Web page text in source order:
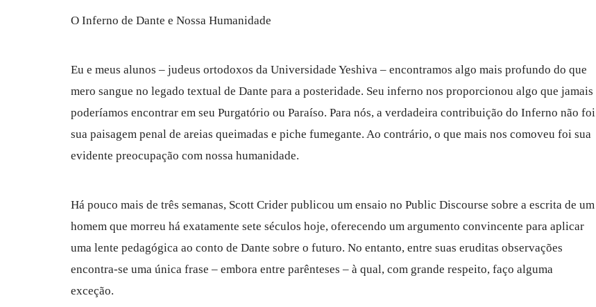
O Inferno de Dante e Nossa Humanidade
Eu e meus alunos – judeus ortodoxos da Universidade Yeshiva – encontramos algo mais profundo do que
mero sangue no legado textual de Dante para a posteridade. Seu inferno nos proporcionou algo que jamais
poderíamos encontrar em seu Purgatório ou Paraíso. Para nós, a verdadeira contribuição do Inferno não foi
sua paisagem penal de areias queimadas e piche fumegante. Ao contrário, o que mais nos comoveu foi sua
evidente preocupação com nossa humanidade.
Há pouco mais de três semanas, Scott Crider publicou um ensaio no Public Discourse sobre a escrita de um
homem que morreu há exatamente sete séculos hoje, oferecendo um argumento convincente para aplicar
uma lente pedagógica ao conto de Dante sobre o futuro. No entanto, entre suas eruditas observações
encontra-se uma única frase – embora entre parênteses – à qual, com grande respeito, faço alguma
exceção.